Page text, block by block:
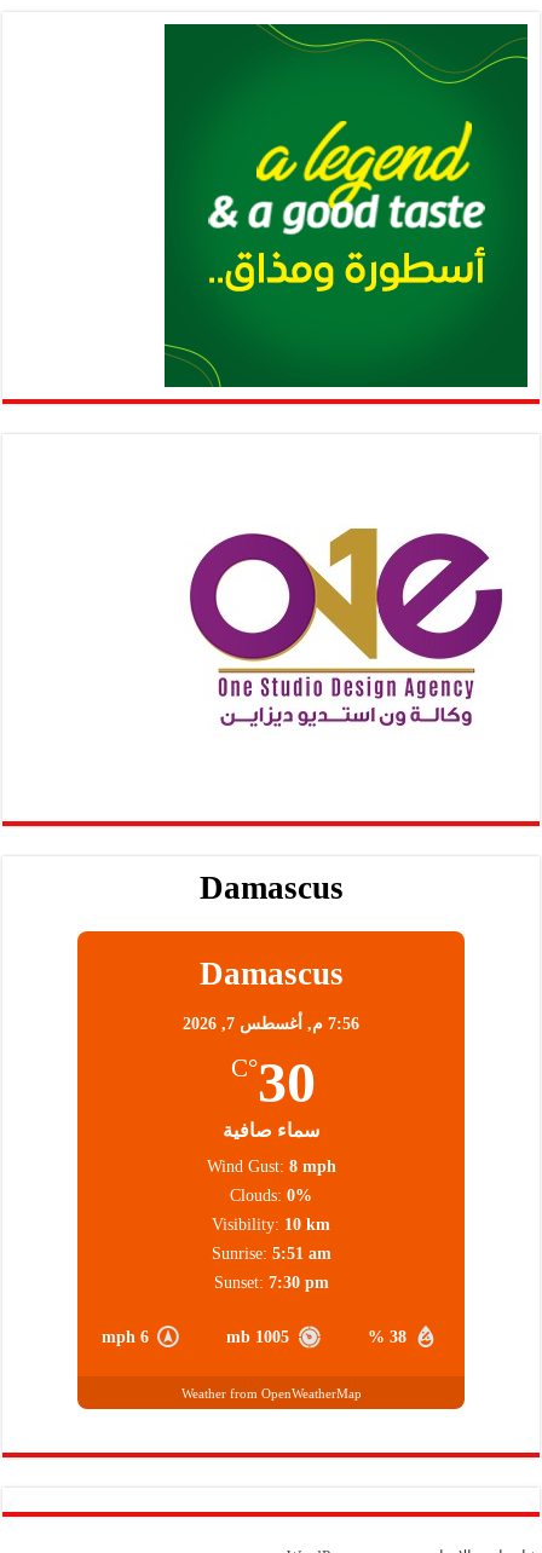
Damascus
Damascus
7:56 م, أغسطس 7, 2026
30
°C
سماء صافية
38 %
1005 mb
6 mph
Wind Gust: 8 mph
Clouds: 0%
Visibility: 10 km
Sunrise: 5:51 am
Sunset: 7:30 pm
Weather from OpenWeatherMap